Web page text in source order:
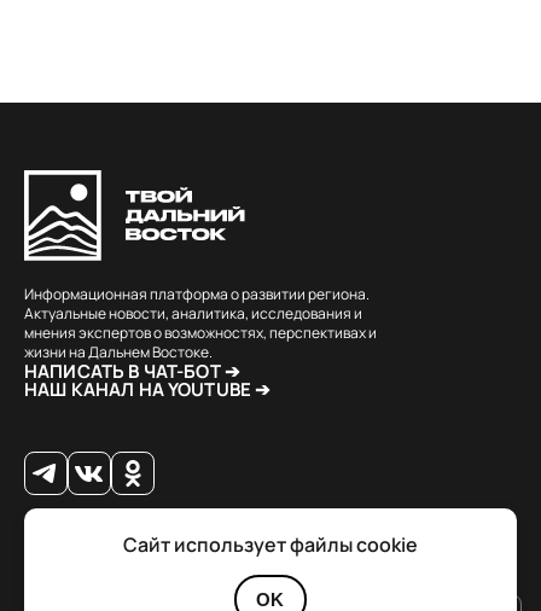
Информационная платформа о развитии региона.
Актуальные новости, аналитика, исследования и
мнения экспертов о возможностях, перспективах и
жизни на Дальнем Востоке.
НАПИСАТЬ В ЧАТ-БОТ ➔
НАШ КАНАЛ НА YOUTUBE ➔
© 2026 Твой Дальный Восток.
. РазработкаLoimi.
Политика конфиденциальности
Сайт использует файлы cookie
OK